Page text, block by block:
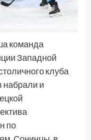
команда
Западной
клуба
набрали и
по